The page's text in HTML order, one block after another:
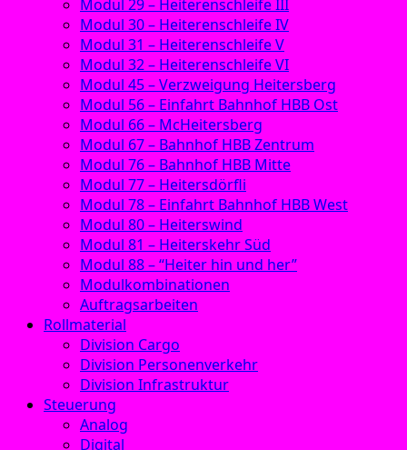
Modul 29 – Heiterenschleife III
Modul 30 – Heiterenschleife IV
Modul 31 – Heiterenschleife V
Modul 32 – Heiterenschleife VI
Modul 45 – Verzweigung Heitersberg
Modul 56 – Einfahrt Bahnhof HBB Ost
Modul 66 – McHeitersberg
Modul 67 – Bahnhof HBB Zentrum
Modul 76 – Bahnhof HBB Mitte
Modul 77 – Heitersdörfli
Modul 78 – Einfahrt Bahnhof HBB West
Modul 80 – Heiterswind
Modul 81 – Heiterskehr Süd
Modul 88 – “Heiter hin und her”
Modulkombinationen
Auftragsarbeiten
Rollmaterial
Division Cargo
Division Personenverkehr
Division Infrastruktur
Steuerung
Analog
Digital